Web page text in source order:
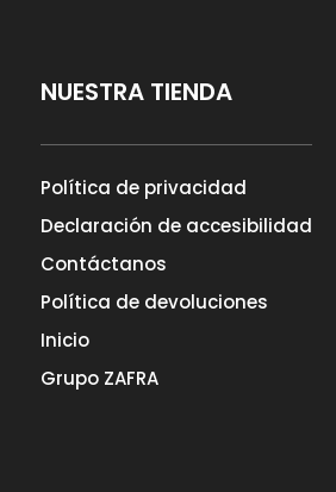
NUESTRA TIENDA
Política de privacidad
Declaración de accesibilidad
Contáctanos
Política de devoluciones
Inicio
Grupo ZAFRA